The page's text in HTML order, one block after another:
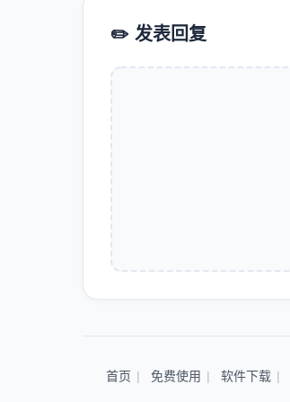
✏️ 发表回复
首页 免费使用 软件下载